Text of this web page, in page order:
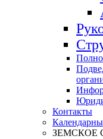
Контакты
ЗЕМСКОЕ